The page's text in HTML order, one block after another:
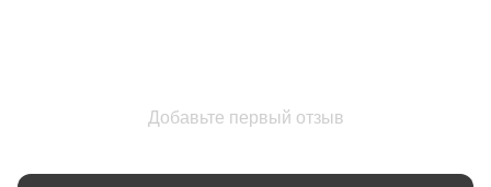
Добавьте первый отзыв